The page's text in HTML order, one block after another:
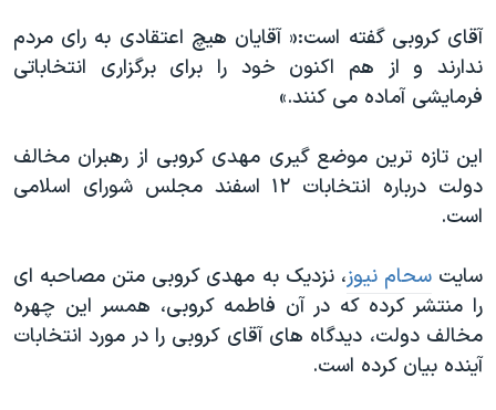
چهل سال گروگان‌گیری
قانون شفافیت دارائی کادر رهبری ایران
اسرائیل در جنگ
نرگس محمدی برنده جایزه نوبل صلح
صفحه‌های ویژه
سفر پرزیدنت ترامپ به چین
آقای کروبی گفته است:« آقایان هیچ اعتقادی به رای مردم
ندارند و از هم اکنون خود را برای برگزاری انتخاباتی
فرمایشی آماده می کنند.»
این تازه ترین موضع گیری مهدی کروبی از رهبران مخالف
دولت درباره انتخابات ۱۲ اسفند مجلس شورای اسلامی
است.
سایتسحام نیوز، نزدیک به مهدی کروبی متن مصاحبه ای
را منتشر کرده که در آن فاطمه کروبی، همسر این چهره
مخالف دولت، دیدگاه های آقای کروبی را در مورد انتخابات
آینده بیان کرده است.